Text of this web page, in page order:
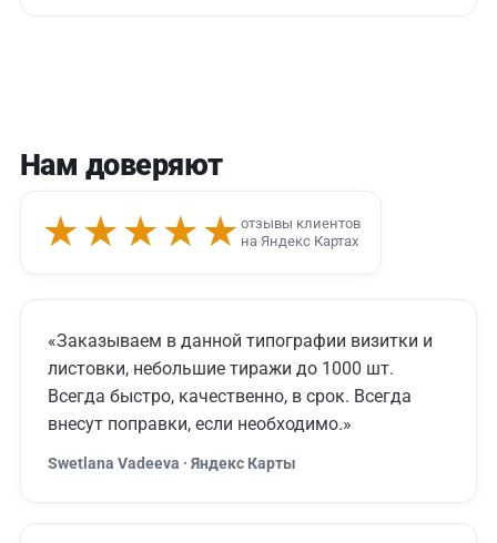
Нам доверяют
★★★★★ отзывы клиентов
на Яндекс Картах
«Заказываем в данной типографии визитки и
листовки, небольшие тиражи до 1000 шт.
Всегда быстро, качественно, в срок. Всегда
внесут поправки, если необходимо.»
Swetlana Vadeeva · Яндекс Карты